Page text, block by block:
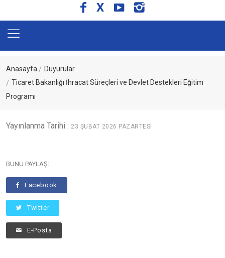
X
Anasayfa
Duyurular
Ticaret Bakanlığı İhracat Süreçleri ve Devlet Destekleri Eğitim
Programı
Yayınlanma Tarihi : 23 ŞUBAT 2026 PAZARTESI
BUNU PAYLAŞ:
Facebook
Twitter
E-Posta